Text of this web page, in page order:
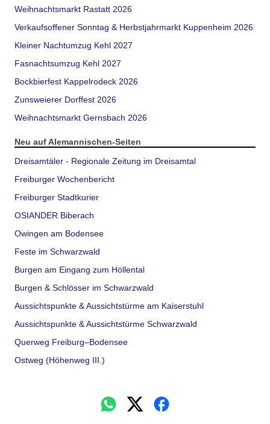
Weihnachtsmarkt Rastatt 2026
Verkaufsoffener Sonntag & Herbstjahrmarkt Kuppenheim 2026
Kleiner Nachtumzug Kehl 2027
Fasnachtsumzug Kehl 2027
Bockbierfest Kappelrodeck 2026
Zunsweierer Dorffest 2026
Weihnachtsmarkt Gernsbach 2026
Neu auf Alemannischen-Seiten
Dreisamtäler - Regionale Zeitung im Dreisamtal
Freiburger Wochenbericht
Freiburger Stadtkurier
OSIANDER Biberach
Owingen am Bodensee
Feste im Schwarzwald
Burgen am Eingang zum Höllental
Burgen & Schlösser im Schwarzwald
Aussichtspunkte & Aussichtstürme am Kaiserstuhl
Aussichtspunkte & Aussichtstürme Schwarzwald
Querweg Freiburg–Bodensee
Ostweg (Höhenweg III.)